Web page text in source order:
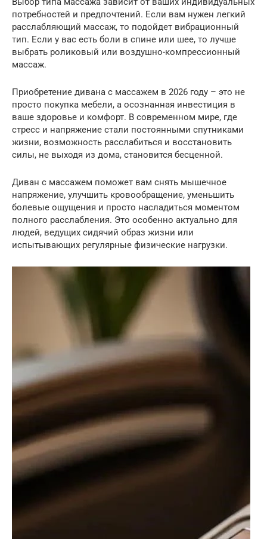
потребностей и предпочтений. Если вам нужен легкий
расслабляющий массаж, то подойдет вибрационный
тип. Если у вас есть боли в спине или шее, то лучше
выбрать роликовый или воздушно-компрессионный
массаж.
Приобретение дивана с массажем в 2026 году – это не
просто покупка мебели, а осознанная инвестиция в
ваше здоровье и комфорт. В современном мире, где
стресс и напряжение стали постоянными спутниками
жизни, возможность расслабиться и восстановить
силы, не выходя из дома, становится бесценной.
Диван с массажем поможет вам снять мышечное
напряжение, улучшить кровообращение, уменьшить
болевые ощущения и просто насладиться моментом
полного расслабления. Это особенно актуально для
людей, ведущих сидячий образ жизни или
испытывающих регулярные физические нагрузки.